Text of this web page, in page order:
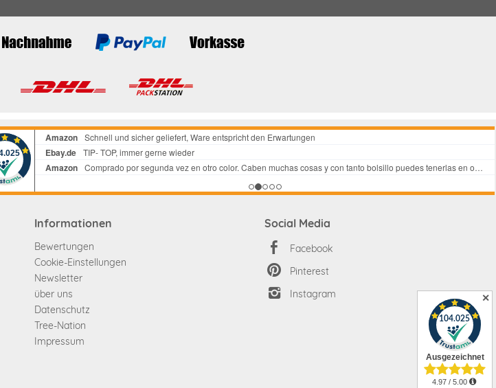
✕
Informationen
Bewertungen
Cookie-Einstellungen
Newsletter
über uns
Datenschutz
Tree-Nation
Impressum
Social Media
Facebook
Pinterest
Instagram